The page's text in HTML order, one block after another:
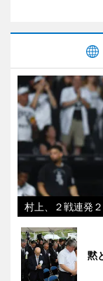
村上、２戦連発
黙